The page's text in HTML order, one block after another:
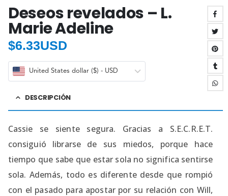
Deseos revelados – L.
Marie Adeline
$6.33USD
United States dollar ($) - USD
DESCRIPCIÓN
Cassie se siente segura. Gracias a S.E.C.R.E.T.
consiguió librarse de sus miedos, porque hace
tiempo que sabe que estar sola no significa sentirse
sola. Además, todo es diferente desde que rompió
con el pasado para apostar por su relación con Will,